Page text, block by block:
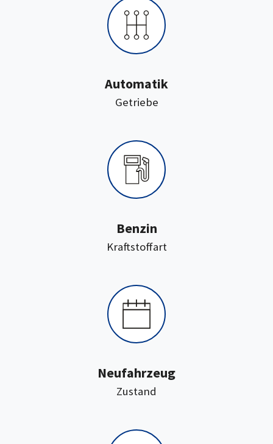
Getriebe:
Automatik
Kraftstoffart:
Benzin
Zustand
Neufahrzeug